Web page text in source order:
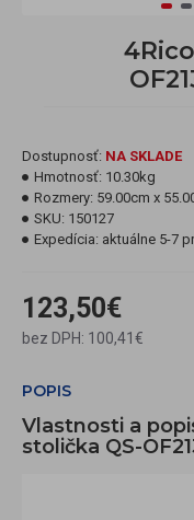
123,50€
bez DPH: 100,41€
Dostupnosť: NA SKLADE
Hmotnosť: 10.30kg
Rozmery: 59.00cm x
SKU: 150127
Expedícia: aktuálne 5-7
POPIS
Vlastnosti a
stolička QS-